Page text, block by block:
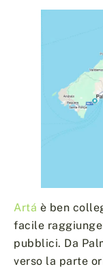
Artá è ben
facile
pubblici. Da
verso la parte